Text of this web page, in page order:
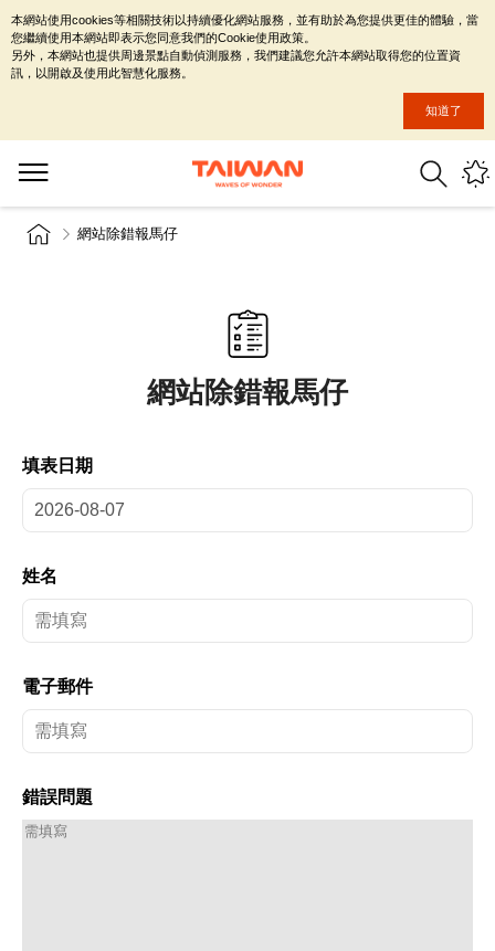
網站除錯報馬仔
網站除錯報馬仔
填表日期
姓名
電子郵件
錯誤問題
本網站使用cookies等相關技術以持續優化網站服務，並有助於為您提供更佳的體驗，當
您繼續使用本網站即表示您同意我們的Cookie使用政策。
另外，本網站也提供周邊景點自動偵測服務，我們建議您允許本網站取得您的位置資
訊，以開啟及使用此智慧化服務。
知道了